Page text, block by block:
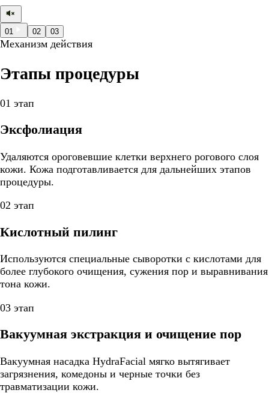
01 02 03
Механизм действия
Этапы процедуры
01 этап
Эксфолиация
Удаляются ороговевшие клетки верхнего рогового слоя
кожи. Кожа подготавливается для дальнейших этапов
процедуры.
02 этап
Кислотный пилинг
Используются специальные сыворотки с кислотами для
более глубокого очищения, сужения пор и выравнивания
тона кожи.
03 этап
Вакуумная экстракция и очищение пор
Вакуумная насадка HydraFacial мягко вытягивает
загрязнения, комедоны и черные точки без
травматизации кожи.